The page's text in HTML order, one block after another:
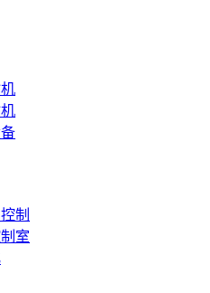
制
室